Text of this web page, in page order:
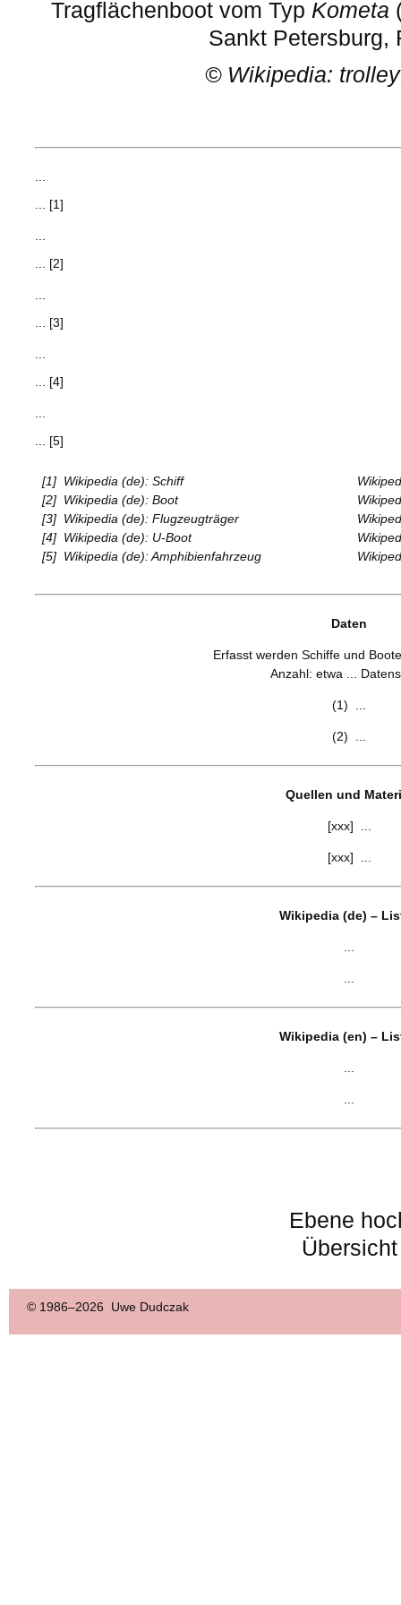
Tragflächenboot vom Typ Kometa
Sankt Petersburg,
© Wikipedia:
... [1]
... [2]
... [3]
... [4]
... [5]
[1] Wikipedia (de): Schiff
[2] Wikipedia (de): Boot
[3] Wikipedia (de): Flugzeugträger
[4] Wikipedia (de): U-Boot
[5] Wikipedia (de): Amphibienfahrzeug
Daten
Erfasst werden Schiffe und
Anzahl: etwa ...
(1) ...
(2) ...
Quellen und
[xxx] ...
[xxx] ...
Wikipedia (de) –
Wikipedia (en) –
Ebene
Übersicht
© 1986–2026 Uwe Dudczak